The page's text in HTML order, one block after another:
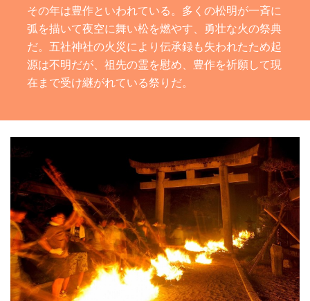
その年は豊作といわれている。多くの松明が一斉に
弧を描いて夜空に舞い松を燃やす、勇壮な火の祭典
だ。五社神社の火災により伝承録も失われたため起
源は不明だが、祖先の霊を慰め、豊作を祈願して現
在まで受け継がれている祭りだ。